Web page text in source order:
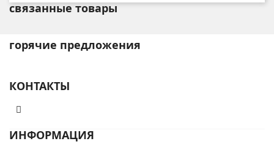
связанные товары
горячие предложения
КОНТАКТЫ
ИНФОРМАЦИЯ